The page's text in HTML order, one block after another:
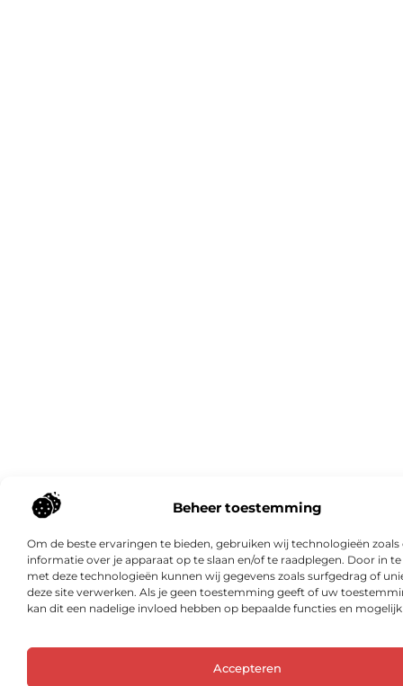
Beheer toestemming
Om de beste ervaringen te bieden, gebruiken wij technologieën
informatie over je apparaat op te slaan en/of te raadplegen. Door in
met deze technologieën kunnen wij gegevens zoals surfgedrag of
deze site verwerken. Als je geen toestemming geeft of uw
kan dit een nadelige invloed hebben op bepaalde functies en
Accepteren